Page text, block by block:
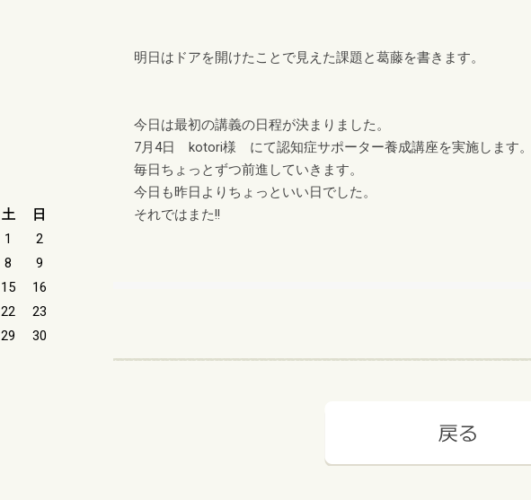
明日はドアを開けたことで見えた課題と葛藤を書きます。
今日は最初の講義の日程が決まりました。
7月4日 kotori様 にて認知症サポーター養成講座を実施します
毎日ちょっとずつ前進していきます。
今日も昨日よりちょっといい日でした。
それではまた!!
土
日
1
2
8
9
15
16
22
23
29
30